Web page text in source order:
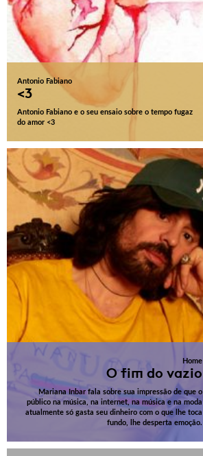
Antonio Fabiano
<3
Antonio Fabiano e o seu ensaio sobre o tempo fugaz
do amor <3
Home
O fim do vazio
Mariana Inbar fala sobre sua impressão de que o
público na música, na internet, na música e na moda
atualmente só gasta seu dinheiro com o que lhe toca
fundo, lhe desperta emoção.